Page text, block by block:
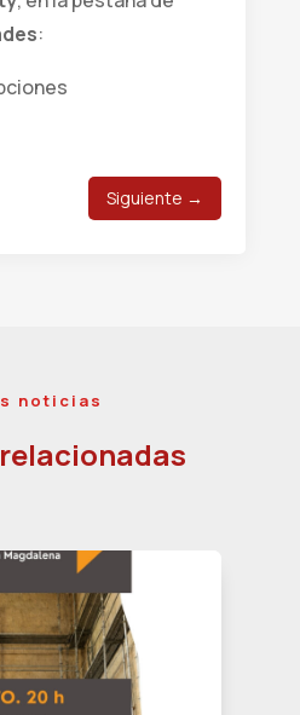
:
Siguiente →
noticias
relacionadas